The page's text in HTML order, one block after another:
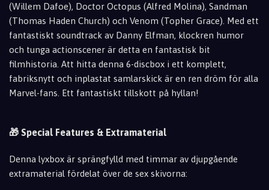
(Willem Dafoe), Doctor Octopus (Alfred Molina), Sandman
(Thomas Haden Church) och Venom (Topher Grace). Med ett
fantastiskt soundtrack av Danny Elfman, klockren humor
och tunga actionscener är detta en fantastisk bit
filmhistoria. Att hitta denna 6-discbox i ett komplett,
fabriksnytt och inplastat samlarskick är en ren dröm för alla
Marvel-fans. Ett fantastiskt tillskott på hyllan!
🎁 Special Features & Extramaterial
Denna lyxbox är sprängfylld med timmar av djupgående
extramaterial fördelat över de sex skivorna: